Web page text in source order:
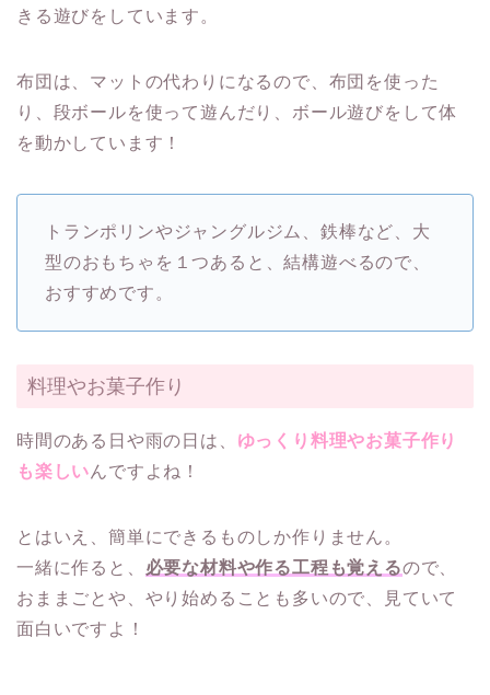
きる遊びをしています。
布団は、マットの代わりになるので、布団を使った
り、段ボールを使って遊んだり、ボール遊びをして体
を動かしています！
トランポリンやジャングルジム、鉄棒など、大
型のおもちゃを１つあると、結構遊べるので、
おすすめです。
料理やお菓子作り
時間のある日や雨の日は、 ゆっくり料理やお菓子作り
も楽しいんですよね！
とはいえ、簡単にできるものしか作りません。
一緒に作ると、 必要な材料や作る工程も覚えるので、
おままごとや、やり始めることも多いので、見ていて
面白いですよ！